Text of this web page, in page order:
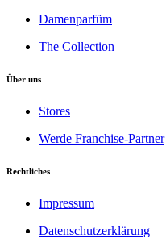
Damenparfüm
The Collection
Über uns
Stores
Werde Franchise-Partner
Rechtliches
Impressum
Datenschutzerklärung